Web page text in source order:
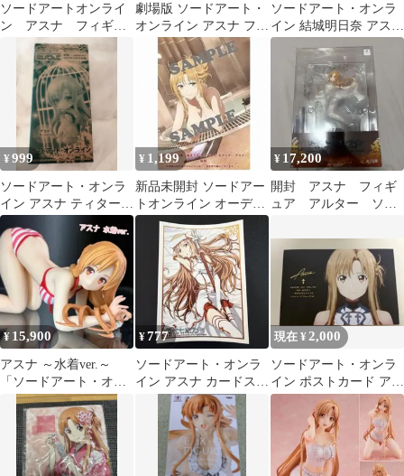
ソードアートオンライ
ン アスナ フィギュ
劇場版 ソードアート・
オンライン アスナ フィ
ギュア FIGURIZMα
ソードアート・オンラ
イン 結城明日奈 アスナ
まとめ売り
¥999
ソードアート・オンラ
イン アスナ ティターニ
アVer. フィギュア
¥ 1,199
新品未開封 ソードアー
トオンライン オーディ
ナルスケール B1布ポス
ター SAO
¥ 17,200
開封 アスナ フィギ
ュア アルター ソー
1/7
¥ 15,900
アスナ ～水着ver.～
「ソードアート・オン
ライン」 1/7 完成品フ
ィギュア
¥777
ソードアート・オンラ
イン アスナ カードスリ
ーブ 50枚セット
現在 ¥2,000
ソードアート・オンラ
イン ポストカード アス
ナ 冥き夕闇のスケル
ツォ SAO